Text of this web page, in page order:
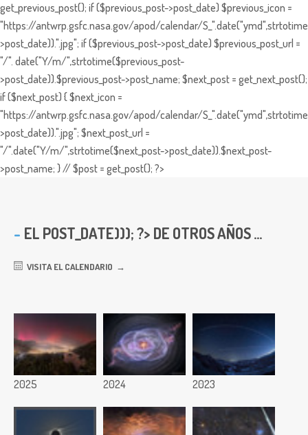
get_previous_post(); if ($previous_post->post_date) $previous_icon =
"https://antwrp.gsfc.nasa.gov/apod/calendar/
>post_date)).".jpg"; if ($previous_post->post_date) $previous_post_url =
"/". date("Y/m/",strtotime($previous_post-
>post_date)).$previous_post->post_name; $next_post = get_next_post();
if ($next_post) { $next_icon =
"https://antwrp.gsfc.nasa.gov/apod/calendar/
>post_date)).".jpg"; $next_post_url =
"/".date("Y/m/",strtotime($next_post->post_date)).$next_post-
>post_name; } // $post = get_post(); ?>
EL POST_DATE))); ?> DE OTROS AÑOS ...
VISITA EL CALENDARIO
2025 2024 2023